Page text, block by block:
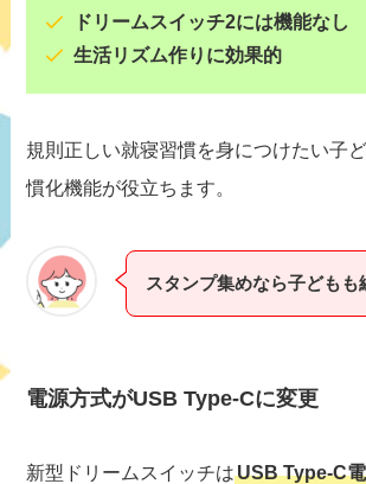
ドリームスイッチ2には機能なし
生活リズム作りに効果的
規則正しい就寝習慣を身につけたい子
慣化機能が役立ちます。
スタンプ集めなら子どもも
電源方式がUSB Type-Cに変更
新型ドリームスイッチはUSB Type-C